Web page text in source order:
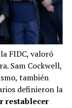
FIDC, valoró
Sam Cockwell,
también
definieron la
restablecer